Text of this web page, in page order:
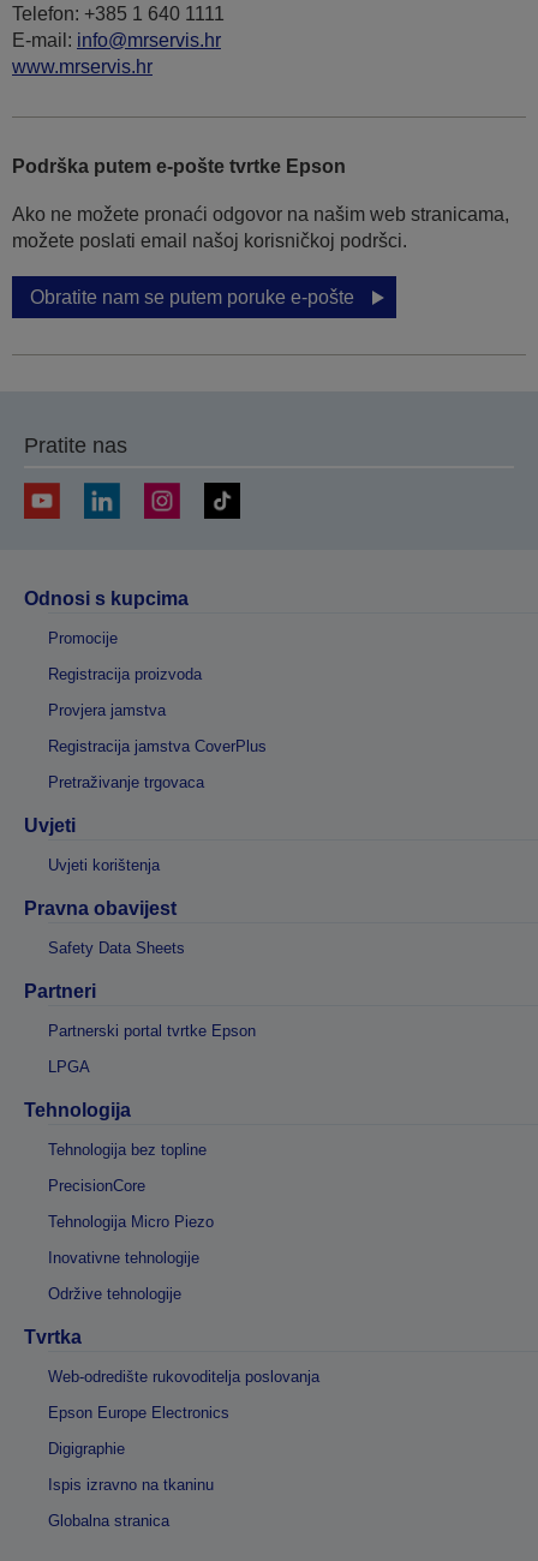
Telefon: +385 1 640 1111
Е-mail: info@mrservis.hr
www.mrservis.hr
Podrška putem e-pošte tvrtke Epson
Ako ne možete pronaći odgovor na našim web stranicama,
možete poslati email našoj korisničkoj podršci.
Obratite nam se putem poruke e-pošte
Pratite nas
Odnosi s kupcima
Promocije
Registracija proizvoda
Provjera jamstva
Registracija jamstva CoverPlus
Pretraživanje trgovaca
Uvjeti
Uvjeti korištenja
Pravna obavijest
Safety Data Sheets
Partneri
Partnerski portal tvrtke Epson
LPGA
Tehnologija
Tehnologija bez topline
PrecisionCore
Tehnologija Micro Piezo
Inovativne tehnologije
Održive tehnologije
Tvrtka
Web-odredište rukovoditelja poslovanja
Epson Europe Electronics
Digigraphie
Ispis izravno na tkaninu
Globalna stranica